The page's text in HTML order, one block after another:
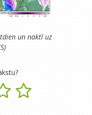
un naktī uz